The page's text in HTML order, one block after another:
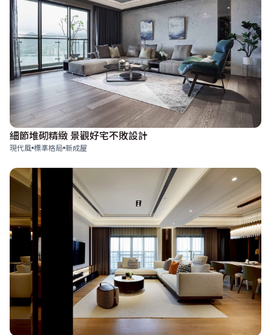
細節堆砌精緻 景觀好宅不敗設計
現代風 標準格局 新成屋